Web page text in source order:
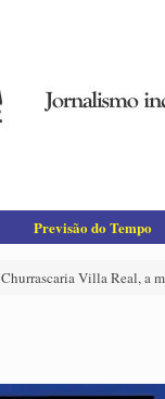
Previsão do Tempo
Villa Real, a